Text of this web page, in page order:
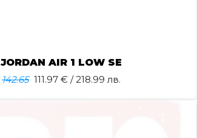
JORDAN AIR 1 LOW SE
142.65 111.97 € / 218.99 лв.